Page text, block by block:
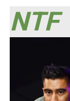
NTF